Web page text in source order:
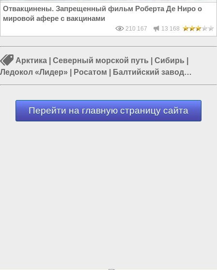
Отвакцинены. Запрещенный фильм Роберта Де Ниро о
мировой афере с вакцинами
210 167 13 168
Арктика Северный морской путь Сибирь
Ледокол «Лидер»
Росатом
Балтийский завод
Судостроения|Ледокол «Сибирь»
Перейти на главную страницу сайта